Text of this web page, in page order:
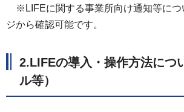
※LIFEに関する事業所向け通知等につ
ジから確認可能です。
2.LIFEの導入・操作方法につ
ル等）